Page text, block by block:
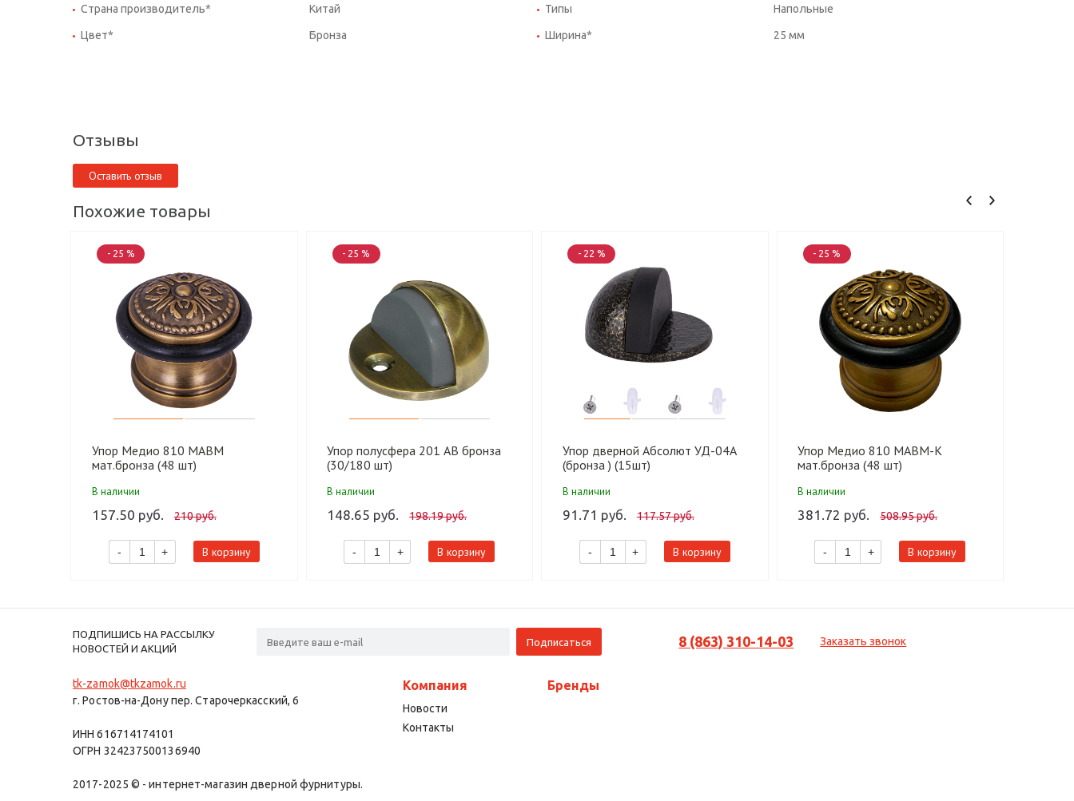
Страна производитель* Китай Типы Напольные
Цвет* Бронза Ширина* 25 мм
Отзывы
Оставить отзыв
Похожие товары
- 25 %
Упор Медио 810 MABM
мат.бронза (48 шт)
В наличии
157.50 руб. 210 руб.
- + В корзину
- 25 %
Упор полусфера 201 AB бронза
(30/180 шт)
В наличии
148.65 руб. 198.19 руб.
- + В корзину
- 22 %
Упор дверной Абсолют УД-04А
(бронза ) (15шт)
В наличии
91.71 руб. 117.57 руб.
- + В корзину
- 25 %
Упор Медио 810 MABM-К
мат.бронза (48 шт)
В наличии
381.72 руб. 508.95 руб.
- + В корзину
ПОДПИШИСЬ НА РАССЫЛКУ
НОВОСТЕЙ И АКЦИЙ
8 (863) 310-14-03 Заказать звонок
tk-zamok@tkzamok.ru
г. Ростов-на-Дону пер. Старочеркасский, 6
ИНН 616714174101
ОГРН 324237500136940
2017-2025 © - интернет-магазин дверной фурнитуры.
Компания
Новости
Контакты
Бренды